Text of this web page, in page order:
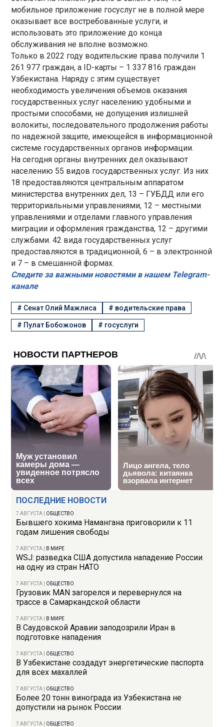
ПОСЛЕДНИЕ НОВОСТИ
7 АВГУСТА ОБЩЕСТВО
Бывшего хокима Намангана приговорили к 11
годам лишения свободы
7 АВГУСТА В МИРЕ
WSJ: разведка США допустила нападение России
на одну из стран НАТО
7 АВГУСТА ОБЩЕСТВО
Грузовик MAN загорелся и перевернулся на
трассе в Самаркандской области
7 АВГУСТА В МИРЕ
В Саудовской Аравии заподозрили Иран в
подготовке нападения
7 АВГУСТА ОБЩЕСТВО
В Узбекистане создадут энергетические паспорта
для всех махаллей
7 АВГУСТА ОБЩЕСТВО
Более 20 тонн винограда из Узбекистана не
допустили на рынок России
7 АВГУСТА ОБЩЕСТВО
мобильное приложение госуслуг не в полной мере
оказывает все востребованные услуги, и
использовать это приложение до конца
обслуживания не вполне возможно.
Только в 2022 году водительские права получили 1
261 977 граждан, а ID-карты – 1 337 816 граждан
Узбекистана. Наряду с этим существует
необходимость увеличения объемов оказания
государственных услуг населению удобными и
простыми способами, не допущения излишней
волокиты, последовательного продолжения работы
по надежной защите, имеющейся в информационной
системе государственных органов информации.
На сегодня органы внутренних дел оказывают
населению 55 видов государственных услуг. Из них
18 предоставляются центральным аппаратом
министерства внутренних дел, 13 – ГУБДД или его
территориальными управлениями, 12 – местными
управлениями и отделами главного управления
миграции и оформления гражданства, 12 – другими
службами. 42 вида государственных услуг
предоставляются в традиционной, 6 – в электронной
и 7 – в смешанной формах.
Следите за важными новостями в нашем Telegram-
канале
# Сенат Олий Мажлиса # водительские права
# Пулат Бобожонов # госуслуги